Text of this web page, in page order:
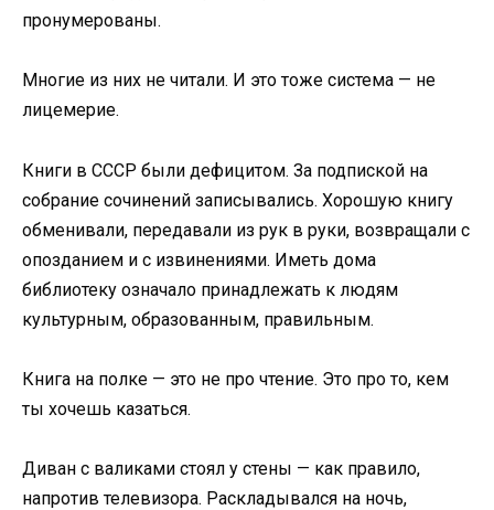
пронумерованы.
Многие из них не читали. И это тоже система — не
лицемерие.
Книги в СССР были дефицитом. За подпиской на
собрание сочинений записывались. Хорошую книгу
обменивали, передавали из рук в руки, возвращали с
опозданием и с извинениями. Иметь дома
библиотеку означало принадлежать к людям
культурным, образованным, правильным.
Книга на полке — это не про чтение. Это про то, кем
ты хочешь казаться.
Диван с валиками стоял у стены — как правило,
напротив телевизора. Раскладывался на ночь,